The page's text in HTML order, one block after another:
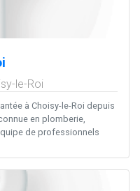
le-Roi
à Choisy-le-Roi depuis
en plomberie,
de professionnels